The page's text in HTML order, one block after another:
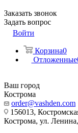
Заказать звонок
Задать вопрос
Войти
Корзина0
Отложенные
Ваш город
Кострома
order@vashden.com
156013,
Кострома, ул.